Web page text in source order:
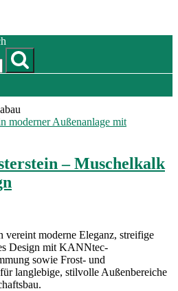
– Muschelkalk
vereint moderne Eleganz, streifige
Design mit KANNtec-
sowie Frost- und
langlebige, stilvolle Außenbereiche